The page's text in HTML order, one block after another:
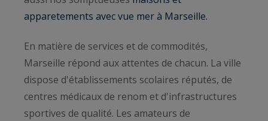
apparetements avec vue mer à Marseille.
En matière de services et de commodités,
Marseille répond aux attentes de chacun. La ville
dispose d'établissements scolaires réputés, de
centres médicaux de renom et d'infrastructures
sportives de qualité. Les amateurs de